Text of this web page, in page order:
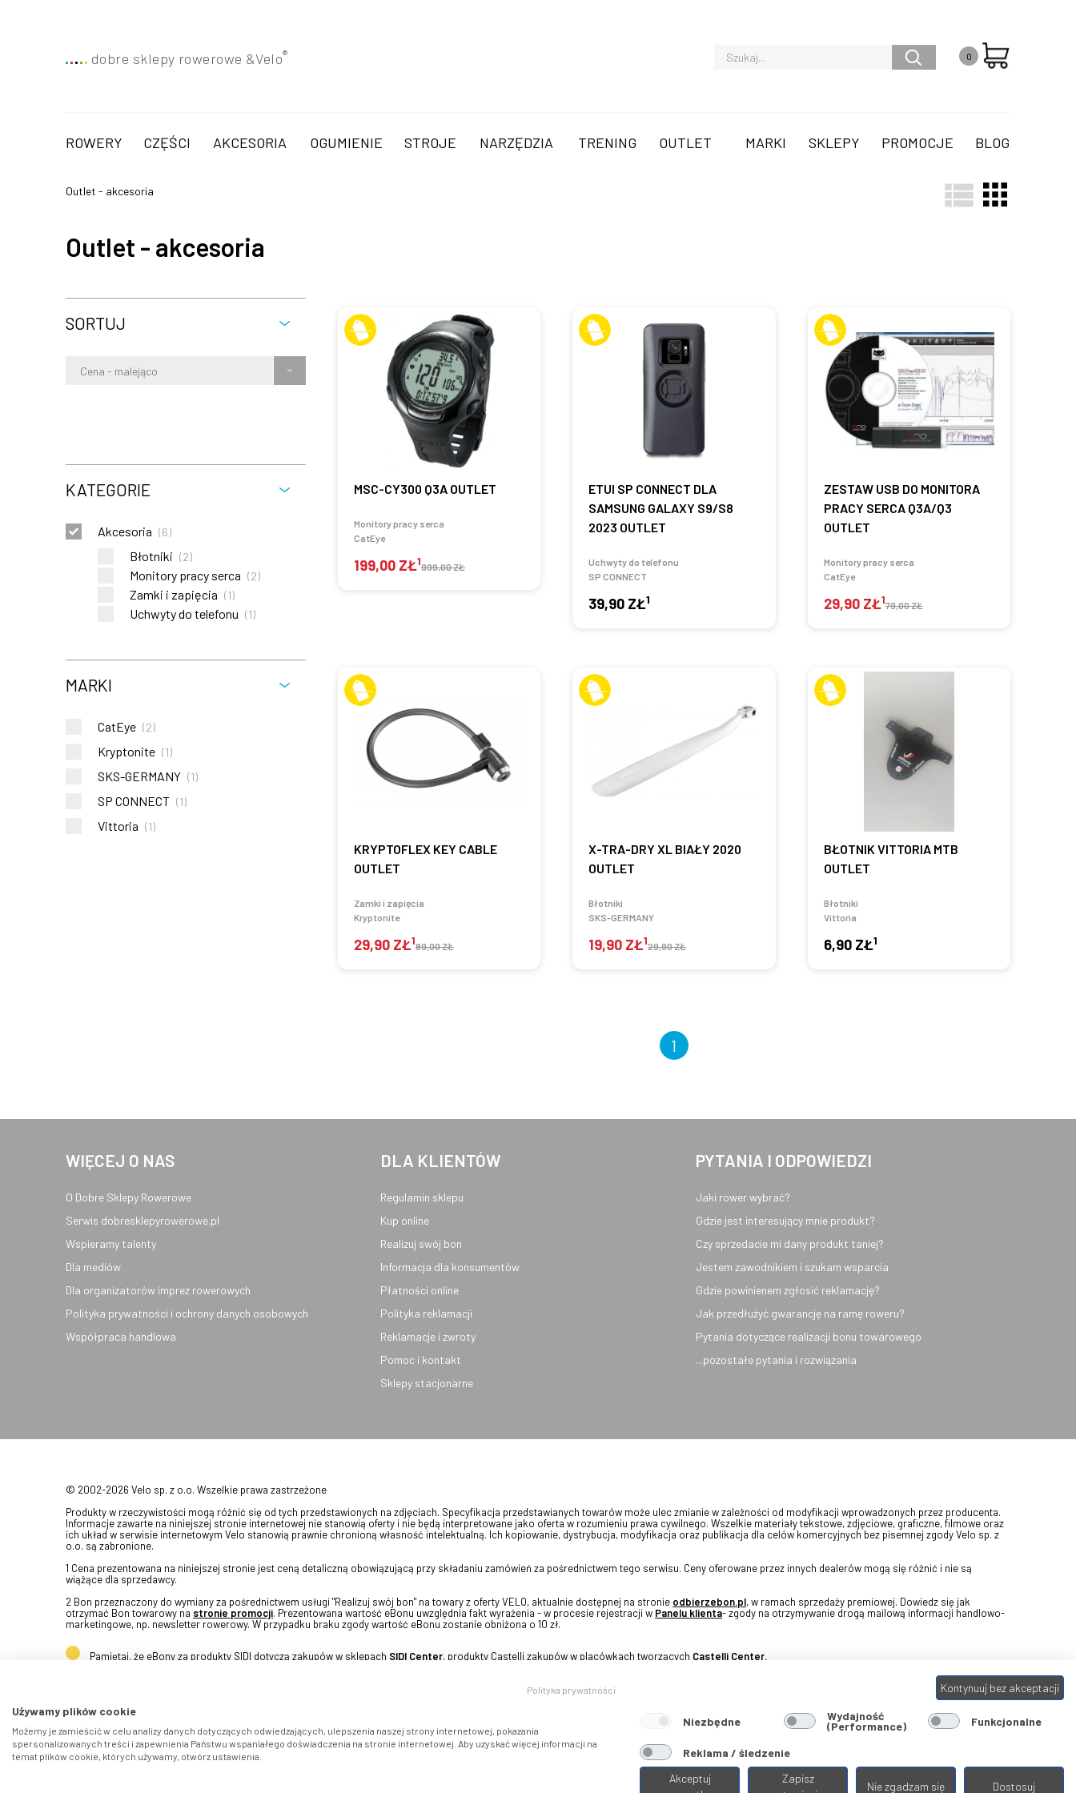
dobre sklepy rowerowe &Velo® 0
ROWERY CZĘŚCI AKCESORIA OGUMIENIE STROJE NARZĘDZIA TRENING OUTLET MARKI SKLEPY PROMOCJE BLOG
Outlet - akcesoria
Outlet - akcesoria
SORTUJ
Cena - malejąco
KATEGORIE
Akcesoria (6)
Błotniki (2)
Monitory pracy serca (2)
Zamki i zapięcia (1)
Uchwyty do telefonu (1)
MARKI
CatEye (2)
Kryptonite (1)
SKS-GERMANY (1)
SP CONNECT (1)
Vittoria (1)
MSC-CY300 Q3A OUTLET
Monitory pracy serca
CatEye
199,00 ZŁ1999,00 ZŁ
ETUI SP CONNECT DLA
SAMSUNG GALAXY S9/S8
2023 OUTLET
Uchwyty do telefonu
SP CONNECT
39,90 ZŁ1
ZESTAW USB DO MONITORA
PRACY SERCA Q3A/Q3
OUTLET
Monitory pracy serca
CatEye
29,90 ZŁ179,00 ZŁ
KRYPTOFLEX KEY CABLE
OUTLET
Zamki i zapięcia
Kryptonite
29,90 ZŁ189,00 ZŁ
X-TRA-DRY XL BIAŁY 2020
OUTLET
Błotniki
SKS-GERMANY
19,90 ZŁ129,90 ZŁ
BŁOTNIK VITTORIA MTB
OUTLET
Błotniki
Vittoria
6,90 ZŁ1
1
WIĘCEJ O NAS
O Dobre Sklepy Rowerowe
Serwis dobresklepyrowerowe.pl
Wspieramy talenty
Dla mediów
Dla organizatorów imprez rowerowych
Polityka prywatności i ochrony danych osobowych
Współpraca handlowa
DLA KLIENTÓW
Regulamin sklepu
Kup online
Realizuj swój bon
Informacja dla konsumentów
Płatności online
Polityka reklamacji
Reklamacje i zwroty
Pomoc i kontakt
Sklepy stacjonarne
PYTANIA I ODPOWIEDZI
Jaki rower wybrać?
Gdzie jest interesujący mnie produkt?
Czy sprzedacie mi dany produkt taniej?
Jestem zawodnikiem i szukam wsparcia
Gdzie powinienem zgłosić reklamację?
Jak przedłużyć gwarancję na ramę roweru?
Pytania dotyczące realizacji bonu towarowego
...pozostałe pytania i rozwiązania
© 2002-2026 Velo sp. z o.o. Wszelkie prawa zastrzeżone
Produkty w rzeczywistości mogą różnić się od tych przedstawionych na zdjęciach. Specyfikacja przedstawianych towarów może ulec zmianie w zależności od modyfikacji wprowadzonych przez producenta.
Informacje zawarte na niniejszej stronie internetowej nie stanowią oferty i nie będą interpretowane jako oferta w rozumieniu prawa cywilnego. Wszelkie materiały tekstowe, zdjęciowe, graficzne, filmowe oraz
ich układ w serwisie internetowym Velo stanowią prawnie chronioną własność intelektualną. Ich kopiowanie, dystrybucja, modyfikacja oraz publikacja dla celów komercyjnych bez pisemnej zgody Velo sp. z
o.o. są zabronione.
1 Cena prezentowana na niniejszej stronie jest ceną detaliczną obowiązującą przy składaniu zamówień za pośrednictwem tego serwisu. Ceny oferowane przez innych dealerów mogą się różnić i nie są
wiążące dla sprzedawcy.
2 Bon przeznaczony do wymiany za pośrednictwem usługi "Realizuj swój bon" na towary z oferty VELO, aktualnie dostępnej na stronie odbierzebon.pl, w ramach sprzedaży premiowej. Dowiedz się jak
otrzymać Bon towarowy na stronie promocji. Prezentowana wartość eBonu uwzględnia fakt wyrażenia - w procesie rejestracji w Panelu klienta- zgody na otrzymywanie drogą mailową informacji handlowo-
marketingowe, np. newsletter rowerowy. W przypadku braku zgody wartość eBonu zostanie obniżona o 10 zł.
Pamiętaj, że eBony za produkty SIDI dotyczą zakupów w sklepach SIDI Center, produkty Castelli zakupów w placówkach tworzących Castelli Center.
Kontynuuj bez akceptacji
Polityka prywatności
Używamy plików cookie
Możemy je zamieścić w celu analizy danych dotyczących odwiedzających, ulepszenia naszej strony internetowej, pokazania
spersonalizowanych treści i zapewnienia Państwu wspaniałego doświadczenia na stronie internetowej. Aby uzyskać więcej informacji na
temat plików cookie, których używamy, otwórz ustawienia.
Niezbędne Wydajność
(Performance) Funkcjonalne
Reklama / śledzenie
Akceptuj
Zapisz
Nie zgadzam się Dostosuj